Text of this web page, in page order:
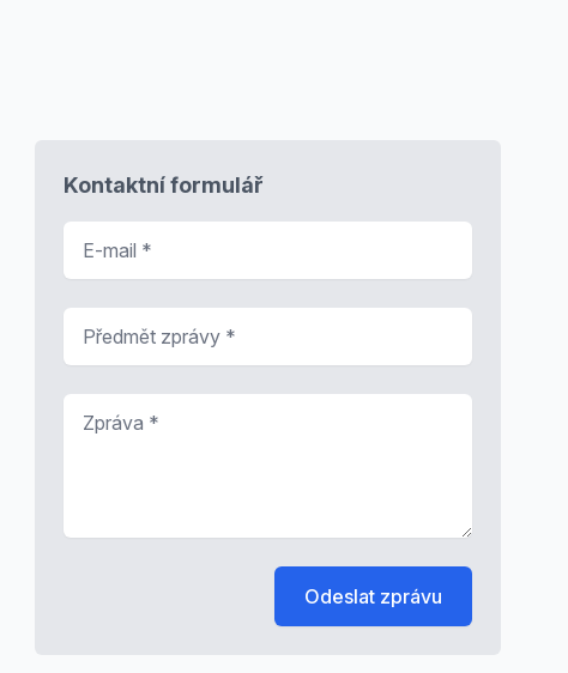
Kontaktní formulář
Odeslat zprávu